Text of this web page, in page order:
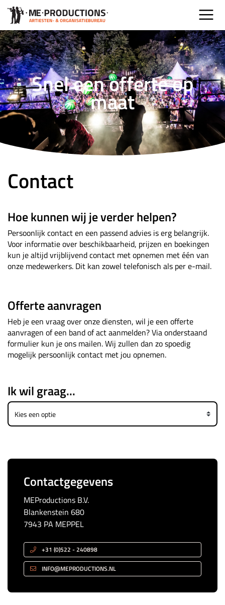
Snel een offerte op
maat
Contact
Hoe kunnen wij je verder helpen?
Persoonlijk contact en een passend advies is erg belangrijk.
Voor informatie over beschikbaarheid, prijzen en boekingen
kun je altijd vrijblijvend contact met opnemen met één van
onze medewerkers. Dit kan zowel telefonisch als per e-mail.
Offerte aanvragen
Heb je een vraag over onze diensten, wil je een offerte
aanvragen of een band of act aanmelden? Via onderstaand
formulier kun je ons mailen. Wij zullen dan zo spoedig
mogelijk persoonlijk contact met jou opnemen.
Ik wil graag...
Contactgegevens
MEProductions B.V.
Blankenstein 680
7943 PA MEPPEL
+31 (0)522 - 240898
INFO@MEPRODUCTIONS.NL